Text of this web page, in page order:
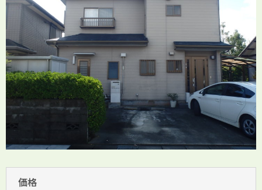
価格